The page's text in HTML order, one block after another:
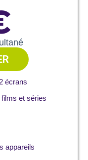
écrans
et séries
appareils